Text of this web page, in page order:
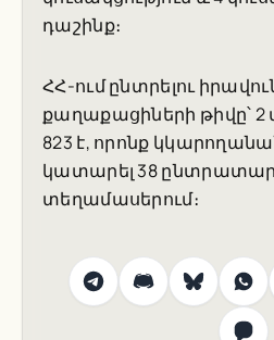
դաշինք։
ՀՀ-ում ընտրելու
քաղաքացիների թիվը՝ 2
823 է, որոնք
կատարել 38
տեղամասերում։